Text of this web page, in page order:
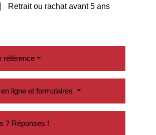
Retrait ou rachat avant 5 ans
référence
ligne et formulaires
? Réponses !